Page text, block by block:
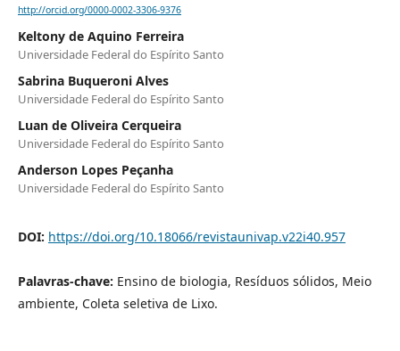
http://orcid.org/0000-0002-3306-9376
Keltony de Aquino Ferreira
Universidade Federal do Espírito Santo
Sabrina Buqueroni Alves
Universidade Federal do Espírito Santo
Luan de Oliveira Cerqueira
Universidade Federal do Espírito Santo
Anderson Lopes Peçanha
Universidade Federal do Espírito Santo
DOI: https://doi.org/10.18066/revistaunivap.v22i40.957
Palavras-chave: Ensino de biologia, Resíduos sólidos, Meio
ambiente, Coleta seletiva de Lixo.